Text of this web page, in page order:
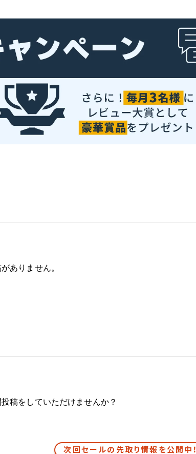
ありません。
稿をしていただけませんか？
次回セールの先取り情報を公開中！